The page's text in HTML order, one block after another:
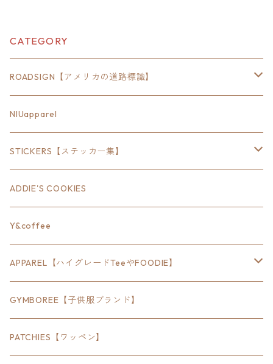
CATEGORY
ROADSIGN【アメリカの道路標識】
18inch×6inch
18inch×8inch
18inch×12inch
24inch×8inch
18inch×24inch
30inch×24inch
18inchオクタゴン八角形
NIUapparel
STICKERS【ステッカー集】
ステート
ハウス
クルマ
セキュリティ
アウトドア
ADDIE'S COOKIES
Y&coffee
APPAREL【ハイグレードTeeやFOODIE】
Bradley
SEWTS
POMONA
GYMBOREE【子供服ブランド】
PATCHIES【ワッペン】